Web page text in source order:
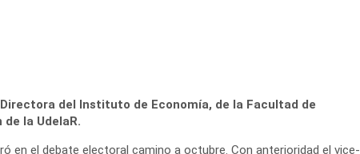
del Instituto de Economía, de la Facultad de
la UdelaR.
en el debate electoral camino a octubre. Con anterioridad el vice-